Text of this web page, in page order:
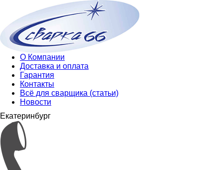
О Компании
Доставка и оплата
Гарантия
Контакты
Всё для сварщика (статьи)
Новости
Екатеринбург